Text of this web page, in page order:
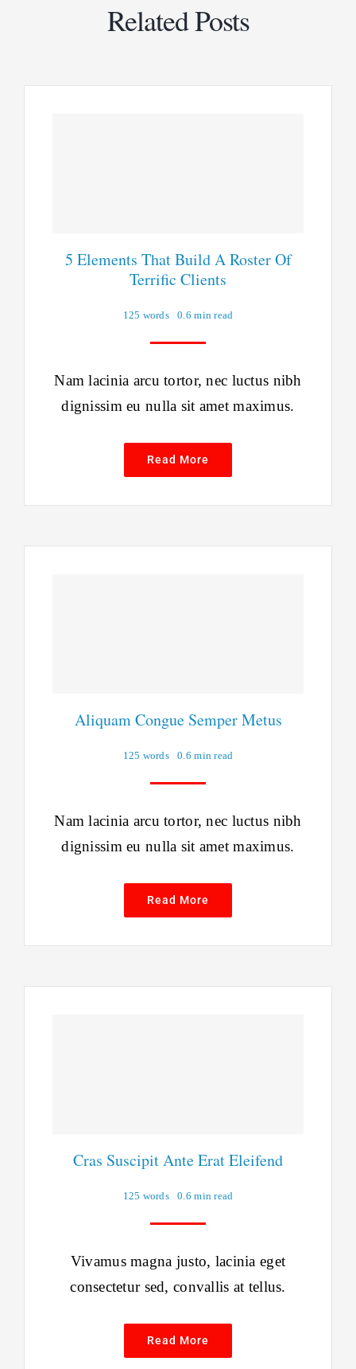
Related Posts
5 Elements That Build A Roster Of
Terrific Clients
125 words 0.6 min read
Nam lacinia arcu tortor, nec luctus nibh
dignissim eu nulla sit amet maximus.
Read More
Aliquam Congue Semper Metus
125 words 0.6 min read
Nam lacinia arcu tortor, nec luctus nibh
dignissim eu nulla sit amet maximus.
Read More
Cras Suscipit Ante Erat Eleifend
125 words 0.6 min read
Vivamus magna justo, lacinia eget
consectetur sed, convallis at tellus.
Read More